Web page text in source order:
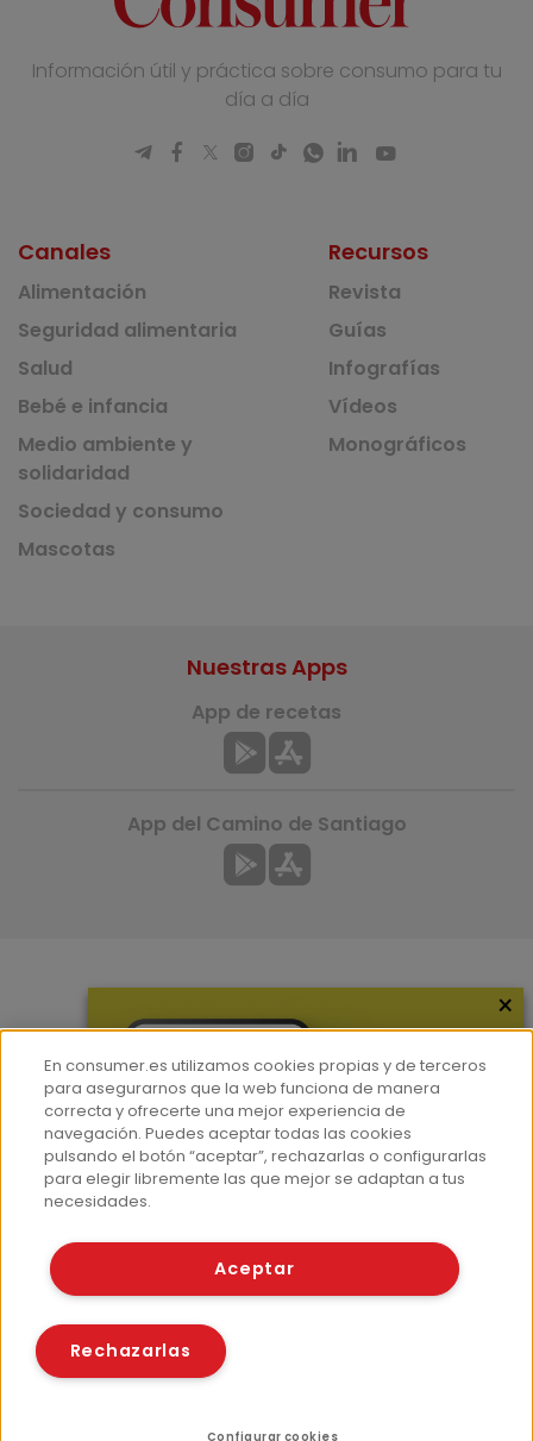
Información útil y práctica sobre consumo para tu
día a día
Canales
Alimentación
Seguridad alimentaria
Salud
Bebé e infancia
Medio ambiente y
solidaridad
Sociedad y consumo
Mascotas
Recursos
Revista
Guías
Infografías
Vídeos
Monográficos
Hemeroteca
Contacto
Prensa
Corpus Lingüístico Consumer
Nuestras Apps
App de recetas
App del Camino de Santiago
© Fundación EROSKI
Políticas de cookies
×
En consumer.es utilizamos cookies propias y de terceros
para asegurarnos que la web funciona de manera
correcta y ofrecerte una mejor experiencia de
navegación. Puedes aceptar todas las cookies
pulsando el botón “aceptar”, rechazarlas o configurarlas
para elegir libremente las que mejor se adaptan a tus
necesidades.
Aceptar
Rechazarlas
Configurar cookies